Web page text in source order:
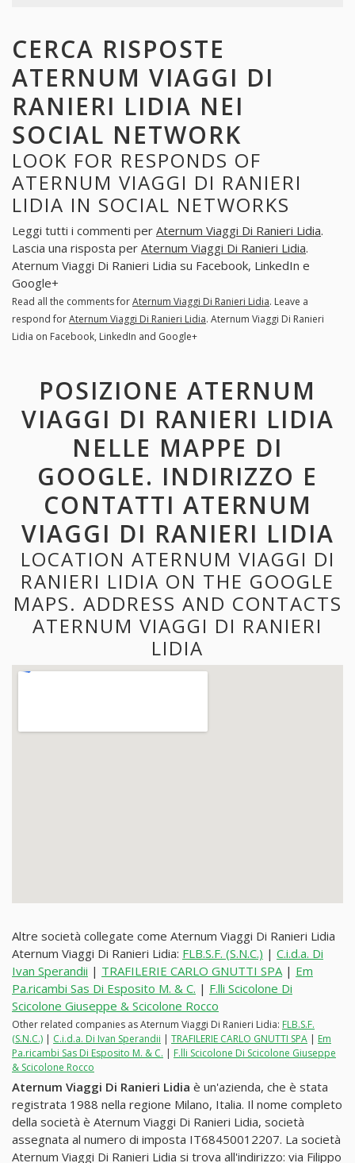
CERCA RISPOSTE
ATERNUM VIAGGI DI
RANIERI LIDIA NEI
SOCIAL NETWORK
LOOK FOR RESPONDS OF
ATERNUM VIAGGI DI RANIERI
LIDIA IN SOCIAL NETWORKS
Leggi tutti i commenti per Aternum Viaggi Di Ranieri Lidia.
Lascia una risposta per Aternum Viaggi Di Ranieri Lidia.
Aternum Viaggi Di Ranieri Lidia su Facebook, LinkedIn e
Google+
Read all the comments forAternum Viaggi Di Ranieri Lidia. Leave a
respond forAternum Viaggi Di Ranieri Lidia. Aternum Viaggi Di Ranieri
Lidia on Facebook, LinkedIn and Google+
POSIZIONE ATERNUM
VIAGGI DI RANIERI LIDIA
NELLE MAPPE DI
GOOGLE. INDIRIZZO E
CONTATTI ATERNUM
VIAGGI DI RANIERI LIDIA
LOCATION ATERNUM VIAGGI DI
RANIERI LIDIA ON THE GOOGLE
MAPS. ADDRESS AND CONTACTS
ATERNUM VIAGGI DI RANIERI
LIDIA
Altre società collegate come Aternum Viaggi Di Ranieri Lidia
Aternum Viaggi Di Ranieri Lidia: FLB.S.F. (S.N.C.) | C.i.d.a. Di
Ivan Sperandii | TRAFILERIE CARLO GNUTTI SPA| Em
Pa.ricambi Sas Di Esposito M. & C. | F.lli Scicolone Di
Scicolone Giuseppe & Scicolone Rocco
Other related companies as Aternum Viaggi Di Ranieri Lidia: FLB.S.F.
(S.N.C.) | C.i.d.a. Di Ivan Sperandii | TRAFILERIE CARLO GNUTTI SPA | Em
Pa.ricambi Sas Di Esposito M. & C. | F.lli Scicolone Di Scicolone Giuseppe
& Scicolone Rocco
Aternum Viaggi Di Ranieri Lidia è un'azienda, che è stata
registrata 1988 nella regione Milano, Italia. Il nome completo
della società è Aternum Viaggi Di Ranieri Lidia, società
assegnata al numero di imposta IT68450012207. La società
Aternum Viaggi Di Ranieri Lidia si trova all'indirizzo: via Filippo